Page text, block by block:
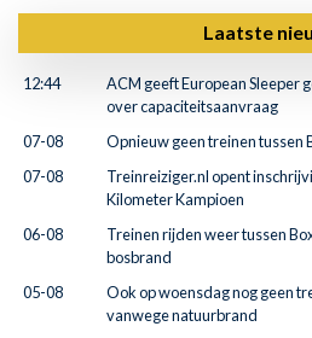
Laatste
12:44
ACM geeft European Sleeper
over capaciteitsaanvraag
07-08
Opnieuw geen treinen tussen
07-08
Treinreiziger.nl opent
Kilometer Kampioen
06-08
Treinen rijden weer tussen
bosbrand
05-08
Ook op woensdag nog geen
vanwege natuurbrand